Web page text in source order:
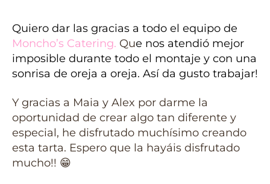
Quiero dar las gracias a todo el equipo de
Moncho’s Catering. Que nos atendió mejor
imposible durante todo el montaje y con una
sonrisa de oreja a oreja. Así da gusto trabajar!
Y gracias a Maia y Alex por darme la
oportunidad de crear algo tan diferente y
especial, he disfrutado muchísimo creando
esta tarta. Espero que la hayáis disfrutado
mucho!! 😁